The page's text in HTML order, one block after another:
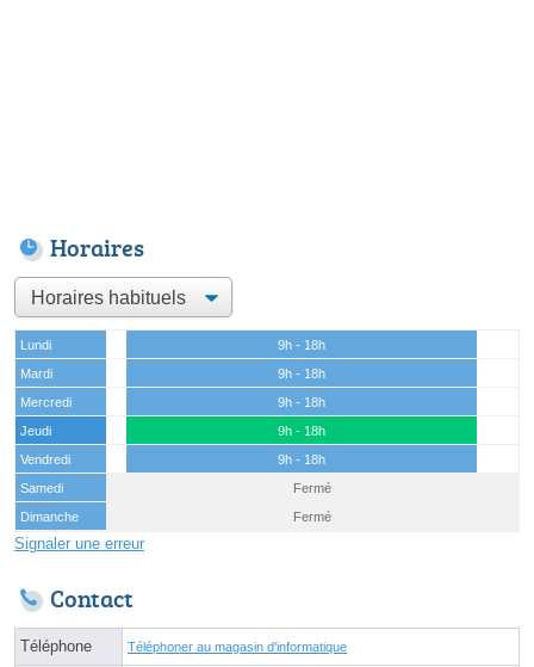
Horaires
Lundi
9h - 18h
Mardi
9h - 18h
Mercredi
9h - 18h
Jeudi
9h - 18h
Vendredi
9h - 18h
Samedi
Fermé
Dimanche
Fermé
Signaler une erreur
Contact
Téléphone Téléphoner au magasin d'informatique